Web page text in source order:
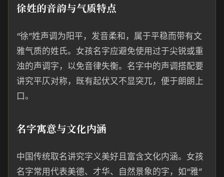
徐姓的音韵与气质特点
“徐”姓声调为阳平，发音柔和，属于平稳而带有文
雅气质的姓氏。女孩名字应避免使用过于尖锐或重
浊的声调字，以免音律失衡。名字中的声调搭配要
讲究平仄对称，既有起伏又不显突兀，便于朗朗上
口。
名字寓意与文化内涵
中国传统取名讲究字义美好且富含文化内涵。女孩
名字常用代表美德、才华、自然景象的字，如“雅”